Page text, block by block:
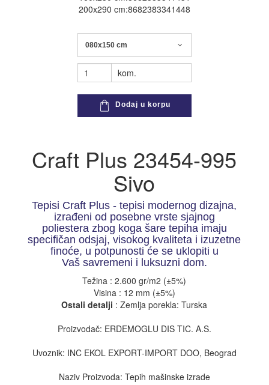
200x290 cm:8682383341448
080x150 cm
kom.
Dodaj u korpu
Craft Plus 23454-995
Sivo
Tepisi Craft Plus - tepisi modernog dizajna,
izrađeni od posebne vrste sjajnog
poliestera zbog koga šare tepiha imaju
specifičan odsjaj, visokog kvaliteta i izuzetne
finoće, u potpunosti će se uklopiti u
Vaš savremeni i luksuzni dom.
Težina : 2.600 gr/m2 (±5%)
Visina : 12 mm (±5%)
Ostali detalji : Zemlja porekla: Turska
Proizvodač: ERDEMOGLU DIS TIC. A.S.
Uvoznik: INC EKOL EXPORT-IMPORT DOO, Beograd
Naziv Proizvoda: Tepih mašinske izrade